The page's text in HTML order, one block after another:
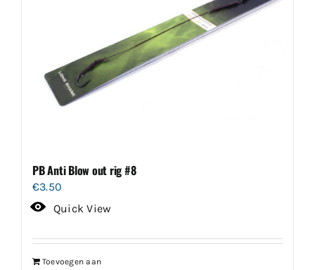
PB Anti Blow out rig #8
€3.50
Quick View
Toevoegen aan